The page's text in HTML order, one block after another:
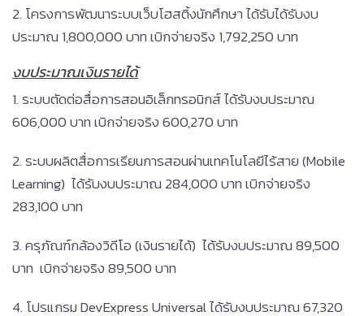
2. โครงการพัฒนาระบบเว็บโฮสติ้งนักศึกษา ได้รับได้รับงบ
ประมาณ 1,800,000 บาท เบิกจ่ายจริง 1,792,250 บาท
งบประมาณเงินรายได้
1. ระบบตัดต่อสื่อการสอนอิเล็กทรอนิกส์ ได้รับงบประมาณ
606,000 บาท เบิกจ่ายจริง 600,270 บาท
2. ระบบผลิตสื่อการเรียนการสอนผ่านเทคโนโลยีไร้สาย (Mobile
Learning) ได้รับงบประมาณ 284,000 บาท เบิกจ่ายจริง
283,100 บาท
3. ครุภัณฑ์กล้องวิดีโอ (เงินรายได้) ได้รับงบประมาณ 89,500
บาท เบิกจ่ายจริง 89,500 บาท
4. โปรแกรม DevExpress Universal ได้รับงบประมาณ 67,320